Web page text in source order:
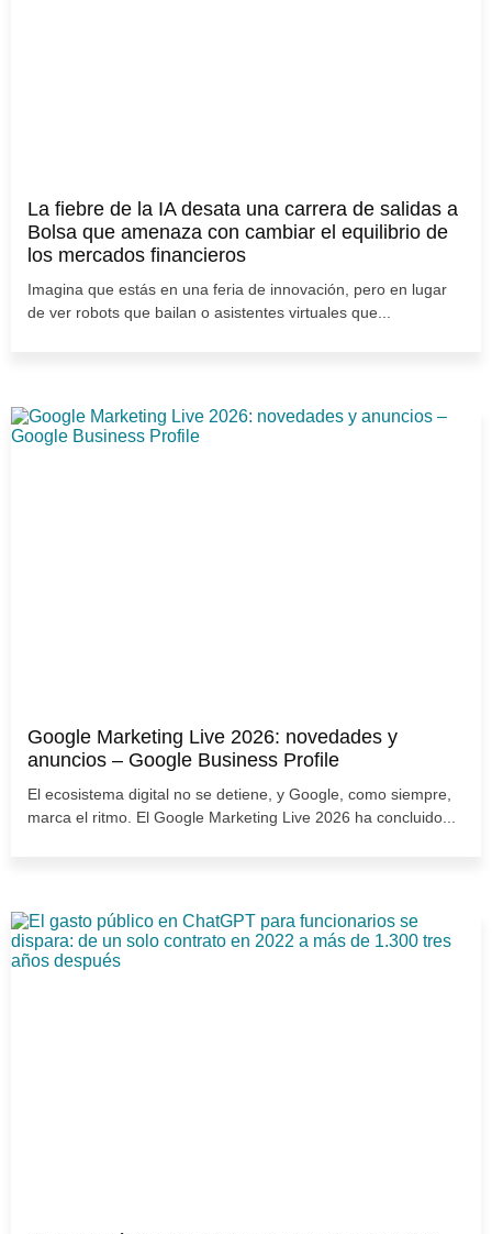
La fiebre de la IA desata una carrera de salidas a
Bolsa que amenaza con cambiar el equilibrio de
los mercados financieros
Imagina que estás en una feria de innovación, pero en lugar
de ver robots que bailan o asistentes virtuales que...
Google Marketing Live 2026: novedades y
anuncios – Google Business Profile
El ecosistema digital no se detiene, y Google, como siempre,
marca el ritmo. El Google Marketing Live 2026 ha concluido...